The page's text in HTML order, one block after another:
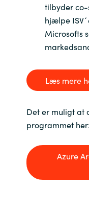
tilbyder co-
hjælpe
Microsofts
Læs mere
Det er muligt at
programmet her:
Azure